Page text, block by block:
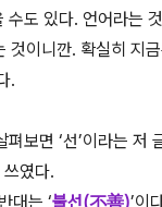
수도 있다. 언어라는
것이니깐. 확실히 지금
.
보면 ‘선’이라는 저
쓰였다.
대는 ‘불선(不善)’이